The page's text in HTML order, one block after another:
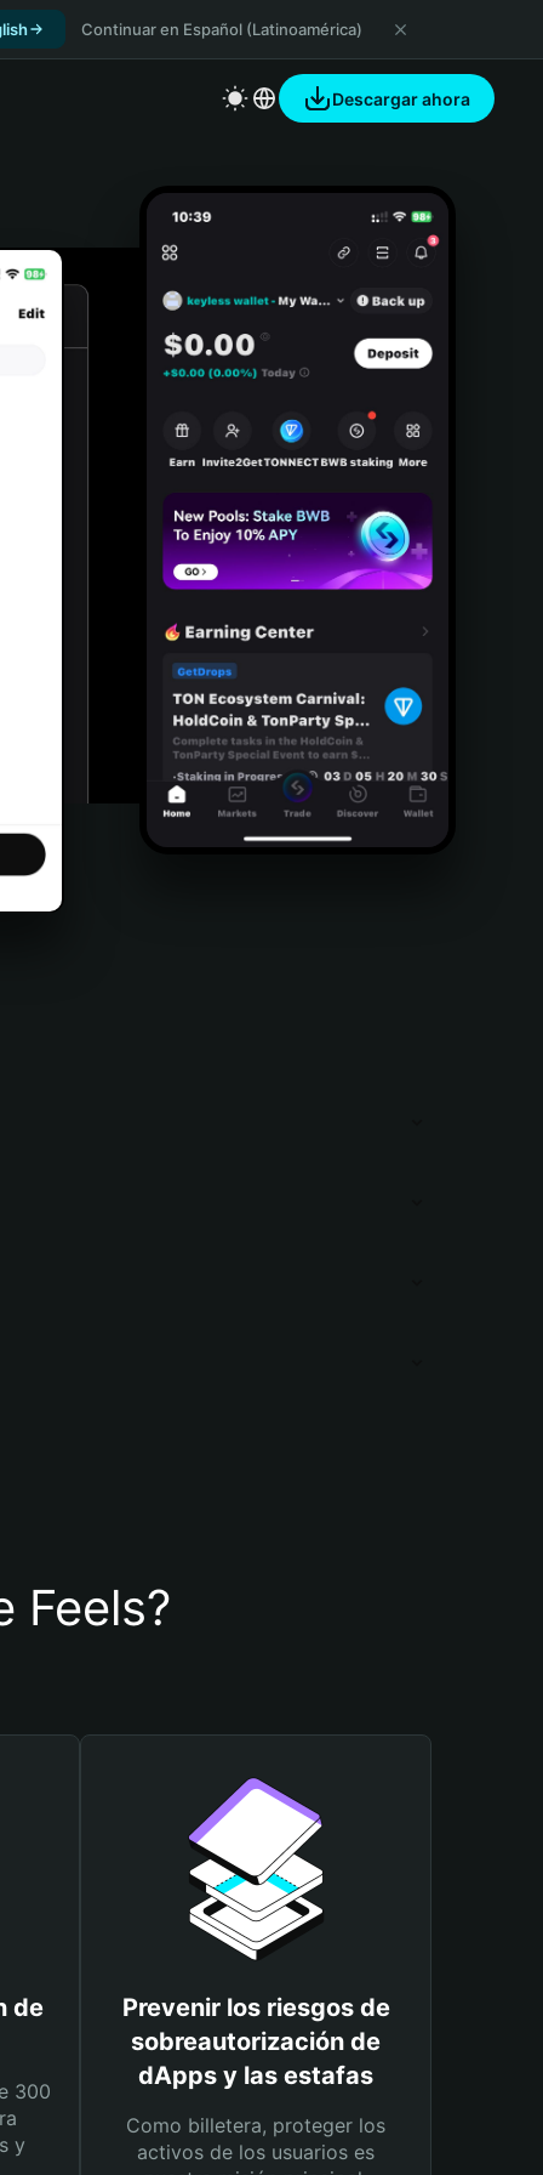
Continuar en Español (Latinoamérica)
Descargar ahora
Feels?
de
300
y
Prevenir los riesgos de
sobreautorización de
dApps y las estafas
Como billetera, proteger los
activos de los usuarios es